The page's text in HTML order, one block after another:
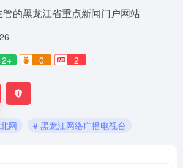
的黑龙江省重点新闻门户网站
2+ 0 2
网 # 黑龙江网络广播电视台